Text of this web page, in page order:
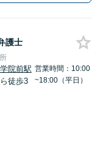
護士
院前駅
徒歩3
営業時間：10:00
~18:00（平日）